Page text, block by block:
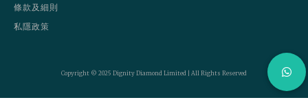
條款及細則
私隱政策
Copyright © 2025 Dignity Diamond Limited | All Rights Reserved